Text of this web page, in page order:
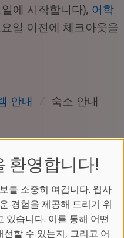
에 시작합니다), 어학
일 이전에 체크아웃을
안내 / 숙소 안내
스
랑스어, 이탈리아
환영합니다!
를 소중히 여깁니다. 웹사
경험을 제공해 드리기 위
있습니다. 이를 통해 어떤
할 수 있는지, 그리고 어